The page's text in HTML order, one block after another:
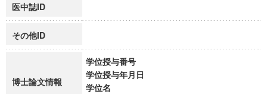
医中誌ID
その他ID
博士論文情報
学位授与番号
学位授与年月日
学位名